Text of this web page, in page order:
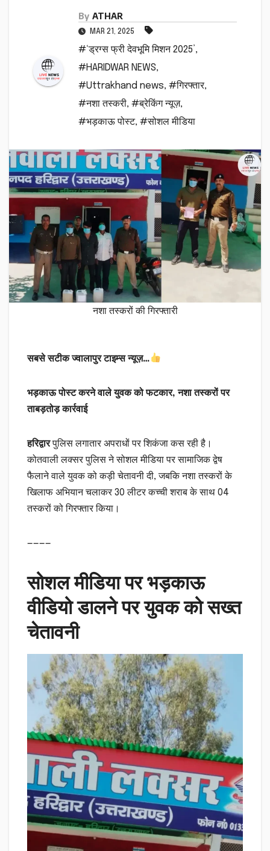
By ATHAR
MAR 21, 2025
#‘ड्रग्स फ्री देवभूमि मिशन 2025’,
#HARIDWAR NEWS,
#Uttrakhand news, #गिरफ्तार,
#नशा तस्करी, #ब्रेकिंग न्यूज़,
#भड़काऊ पोस्ट, #सोशल मीडिया
नशा तस्करों की गिरफ्तारी
सबसे सटीक ज्वालापुर टाइम्स न्यूज़…
भड़काऊ पोस्ट करने वाले युवक को फटकार, नशा तस्करों पर
ताबड़तोड़ कार्रवाई
हरिद्वारपुलिस लगातार अपराधों पर शिकंजा कस रही है।
कोतवाली लक्सर पुलिस ने सोशल मीडिया पर सामाजिक द्वेष
फैलाने वाले युवक को कड़ी चेतावनी दी, जबकि नशा तस्करों के
खिलाफ अभियान चलाकर 30 लीटर कच्ची शराब के साथ 04
तस्करों को गिरफ्तार किया।
————
सोशल मीडिया पर भड़काऊ
वीडियो डालने पर युवक को सख्त
चेतावनी